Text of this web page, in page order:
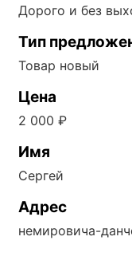
Дорого и без
Тип
Товар новый
Цена
2 000 ₽
Имя
Сергей
Адрес
немировича-